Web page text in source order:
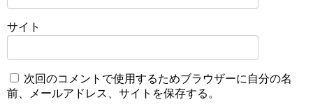
サイト
次回のコメントで使用するためブラウザーに自分の名
前、メールアドレス、サイトを保存する。